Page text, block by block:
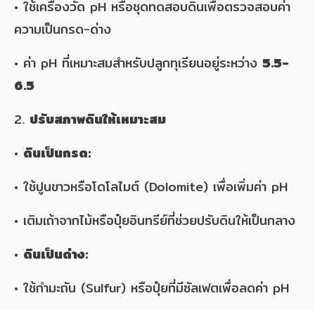
• ใช้เครื่องวัด pH หรือชุดทดสอบดินเพื่อตรวจสอบค่า
ความเป็นกรด-ด่าง
• ค่า pH ที่เหมาะสมสำหรับปลูกทุเรียนอยู่ระหว่าง 5.5-
6.5
2. ปรับสภาพดินให้เหมาะสม
• ดินเป็นกรด:
• ใช้ปูนขาวหรือโดโลไมต์ (Dolomite) เพื่อเพิ่มค่า pH
• เติมเถ้าจากไม้หรือปุ๋ยอินทรีย์ที่ช่วยปรับดินให้เป็นกลาง
• ดินเป็นด่าง:
• ใช้กำมะถัน (Sulfur) หรือปุ๋ยที่มีซัลเฟตเพื่อลดค่า pH